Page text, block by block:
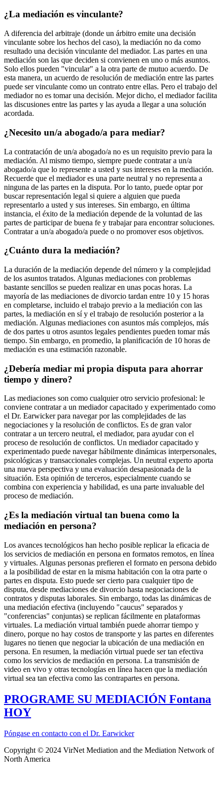
¿La mediación es vinculante?
A diferencia del arbitraje (donde un árbitro emite una decisión
vinculante sobre los hechos del caso), la mediación no da como
resultado una decisión vinculante del mediador. Las partes en una
mediación son las que deciden si convienen en uno o más asuntos.
Solo ellos pueden "vincular" a la otra parte de mutuo acuerdo. De
esta manera, un acuerdo de resolución de mediación entre las partes
puede ser vinculante como un contrato entre ellas. Pero el trabajo del
mediador no es tomar una decisión. Mejor dicho, el mediador facilita
las discusiones entre las partes y las ayuda a llegar a una solución
acordada.
¿Necesito un/a abogado/a para mediar?
La contratación de un/a abogado/a no es un requisito previo para la
mediación. Al mismo tiempo, siempre puede contratar a un/a
abogado/a que lo represente a usted y sus intereses en la mediación.
Recuerde que el mediador es una parte neutral y no representa a
ninguna de las partes en la disputa. Por lo tanto, puede optar por
buscar representación legal si quiere a alguien que pueda
representarlo a usted y sus intereses. Sin embargo, en última
instancia, el éxito de la mediación depende de la voluntad de las
partes de participar de buena fe y trabajar para encontrar soluciones.
Contratar a un/a abogado/a puede o no promover esos objetivos.
¿Cuánto dura la mediación?
La duración de la mediación depende del número y la complejidad
de los asuntos tratados. Algunas mediaciones con problemas
bastante sencillos se pueden realizar en unas pocas horas. La
mayoría de las mediaciones de divorcio tardan entre 10 y 15 horas
en completarse, incluido el trabajo previo a la mediación con las
partes, la mediación en sí y el trabajo de resolución posterior a la
mediación. Algunas mediaciones con asuntos más complejos, más
de dos partes u otros asuntos legales pendientes pueden tomar más
tiempo. Sin embargo, en promedio, la planificación de 10 horas de
mediación es una estimación razonable.
¿Debería mediar mi propia disputa para ahorrar
tiempo y dinero?
Las mediaciones son como cualquier otro servicio profesional: le
conviene contratar a un mediador capacitado y experimentado como
el Dr. Earwicker para navegar por las complejidades de las
negociaciones y la resolución de conflictos. Es de gran valor
contratar a un tercero neutral, el mediador, para ayudar con el
proceso de resolución de conflictos. Un mediador capacitado y
experimentado puede navegar hábilmente dinámicas interpersonales,
psicológicas y transaccionales complejas. Un neutral experto aporta
una nueva perspectiva y una evaluación desapasionada de la
situación. Esta opinión de terceros, especialmente cuando se
combina con experiencia y habilidad, es una parte invaluable del
proceso de mediación.
¿Es la mediación virtual tan buena como la
mediación en persona?
Los avances tecnológicos han hecho posible replicar la eficacia de
los servicios de mediación en persona en formatos remotos, en línea
y virtuales. Algunas personas prefieren el formato en persona debido
a la posibilidad de estar en la misma habitación con la otra parte o
partes en disputa. Esto puede ser cierto para cualquier tipo de
disputa, desde mediaciones de divorcio hasta negociaciones de
contratos y disputas laborales. Sin embargo, todas las dinámicas de
una mediación efectiva (incluyendo "caucus" separados y
"conferencias" conjuntas) se replican fácilmente en plataformas
virtuales. La mediación virtual también puede ahorrar tiempo y
dinero, porque no hay costos de transporte y las partes en diferentes
lugares no tienen que negociar la ubicación de una mediación en
persona. En resumen, la mediación virtual puede ser tan efectiva
como los servicios de mediación en persona. La transmisión de
video en vivo y otras tecnologías en línea hacen que la mediación
virtual sea tan efectiva como las contrapartes en persona.
PROGRAME SU MEDIACIÓN Fontana
HOY
Póngase en contacto con el Dr. Earwicker
Copyright © 2024 VirNet Mediation and the Mediation Network of
North America